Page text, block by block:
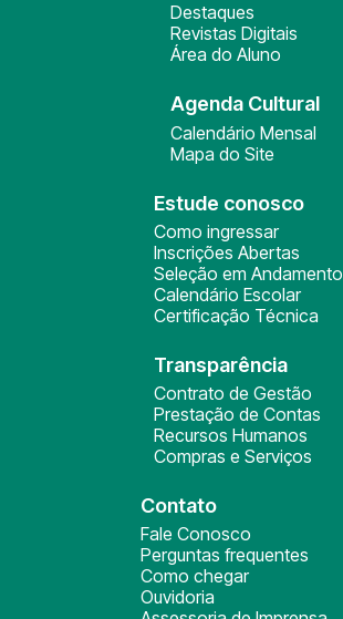
Destaques
Revistas Digitais
Área do Aluno
Agenda Cultural
Calendário Mensal
Mapa do Site
Estude conosco
Como ingressar
Inscrições Abertas
Seleção em Andamento
Calendário Escolar
Certificação Técnica
Transparência
Contrato de Gestão
Prestação de Contas
Recursos Humanos
Compras e Serviços
Contato
Fale Conosco
Perguntas frequentes
Como chegar
Ouvidoria